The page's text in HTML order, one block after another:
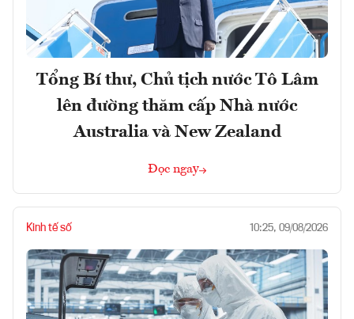
Tổng Bí thư, Chủ tịch nước Tô Lâm
lên đường thăm cấp Nhà nước
Australia và New Zealand
Đọc ngay
Kinh tế số 10:25, 09/08/2026